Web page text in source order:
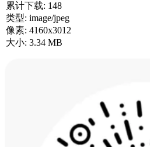
累计下载: 148
类型: image/jpeg
像素: 4160x3012
大小: 3.34 MB